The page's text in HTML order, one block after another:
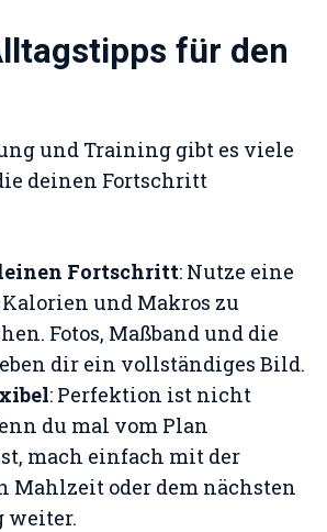
für den
und Training gibt es viele
deinen Fortschritt
Fortschritt: Nutze eine
und Makros zu
Fotos, Maßband und die
dir ein vollständiges Bild.
: Perfektion ist nicht
du mal vom Plan
mach einfach mit der
Mahlzeit oder dem nächsten
weiter.